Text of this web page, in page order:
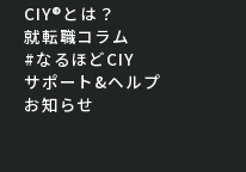
CIY®とは？
就転職コラム
#なるほどCIY
サポート&ヘルプ
お知らせ